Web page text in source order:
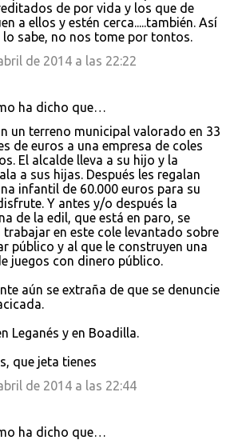
de por vida y los que de
a ellos y estén cerca.....también. Así
lo sabe, no nos tome por tontos.
de 2014 a las 22:22
ha dicho que…
un terreno municipal valorado en 33
de euros a una empresa de coles
El alcalde lleva a su hijo y la
a sus hijas. Después les regalan
infantil de 60.000 euros para su
Y antes y/o después la
de la edil, que está en paro, se
trabajar en este cole levantado sobre
público y al que le construyen una
juegos con dinero público.
aún se extraña de que se denuncie
Leganés y en Boadilla.
que jeta tienes
de 2014 a las 22:44
ha dicho que…